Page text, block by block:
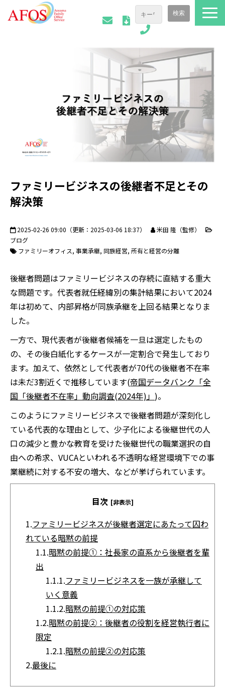
ファミリーオフィスについて
ご相談事例
AFOSトピックス
お役立ち資料
ファミリービジネスの後継者不足とその
解決策
2025-02-26 09:00 （更新： 2025-03-06 18:37）
米田 隆（監修）
ブログ
ファミリーオフィス 事業承継 同族経営 所有と経営の分離
後継者問題はファミリービジネスの存続に直結する重大
な問題です。代表者就任経緯別の集計結果において2024
年は初めて、内部昇格が同族承継を上回る結果となりま
した。
一方で、現代表者が後継者候補を一旦は選定したもの
の、その後白紙化するケースが一定割合で発生しており
ます。加えて、依然として代表者が70代の後継者不在率
は未だ3割近くで推移しています(帝国データバンク「全
国「後継者不在率」動向調査(2024年)」 )。
このようにファミリービジネスで後継者問題が深刻化し
ている代表的な理由として、少子化による後継世代の人
口の減少と豊かな教育を受けた後継世代の職業選択の自
由への希求、VUCAといわれる不透明な経営環境下での事
業継続に対する不安の増大、などが挙げられています。
目次 [非表示]
1.ファミリービジネスが後継者選定にあたって囚わ
れている暗黙の前提
1.1.暗黙の前提①：社長家の直系から後継者を輩
出
1.1.1.ファミリービジネスを一族が承継して
いく意義
1.1.2.暗黙の前提①の対応策
1.2.暗黙の前提②：後継者の役割を経営執行者に
限定
1.2.1.暗黙の前提②の対応策
2.最後に